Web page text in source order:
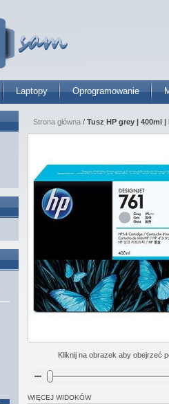
Laptopy Oprogramowanie
Strona główna / Tusz HP grey | 400ml |
Kliknij na obrazek aby obejrzeć
WIĘCEJ WIDOKÓW